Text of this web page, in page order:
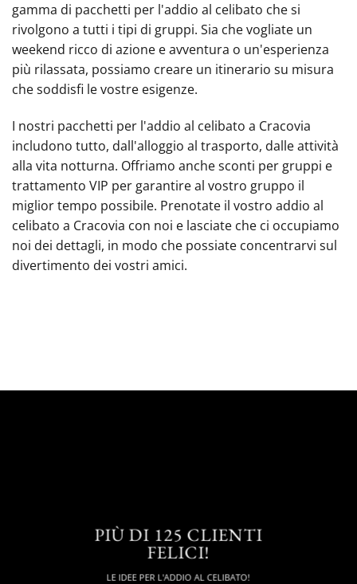
gamma di pacchetti per l'addio al celibato che si
rivolgono a tutti i tipi di gruppi. Sia che vogliate un
weekend ricco di azione e avventura o un'esperienza
più rilassata, possiamo creare un itinerario su misura
che soddisfi le vostre esigenze.
I nostri pacchetti per l'addio al celibato a Cracovia
includono tutto, dall'alloggio al trasporto, dalle attività
alla vita notturna. Offriamo anche sconti per gruppi e
trattamento VIP per garantire al vostro gruppo il
miglior tempo possibile. Prenotate il vostro addio al
celibato a Cracovia con noi e lasciate che ci occupiamo
noi dei dettagli, in modo che possiate concentrarvi sul
divertimento dei vostri amici.
PIÙ DI 125 CLIENTI
FELICI!
LE IDEE PER L'ADDIO AL CELIBATO!